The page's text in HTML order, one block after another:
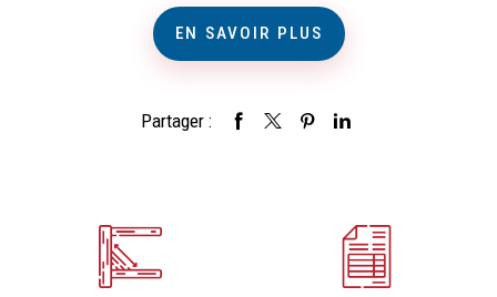
EN SAVOIR PLUS
Partager :